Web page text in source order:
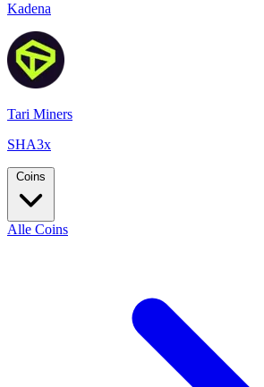
Kadena
Tari Miners
SHA3x
Coins
Alle Coins